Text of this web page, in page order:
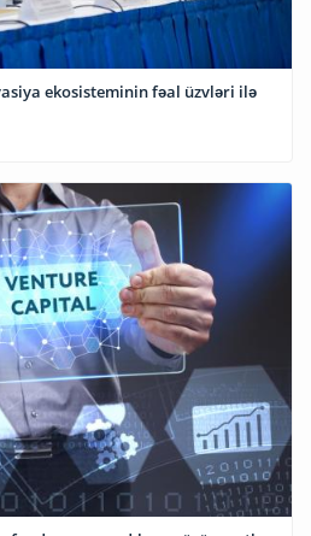
ekosisteminin fəal üzvləri ilə